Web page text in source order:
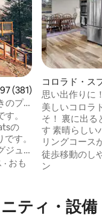
ュー381件、5つ星中
(381)
のプ
。
の
す。
ジュ
重な
い
は
トへ
· おも
コロラド・ス
軒家
思い出作りに
ガレージ＆ジ
美しいコロラ
そ！ 裏に出ると魅力的な散歩道がありま
す 素晴らしいハイキングコースとサイク
リングコースが近
キでリラック
り、フラッグ
は、お友達や
適です。 設備の整ったキッチンで調理
徒歩移動のし
ン
ティ・設備